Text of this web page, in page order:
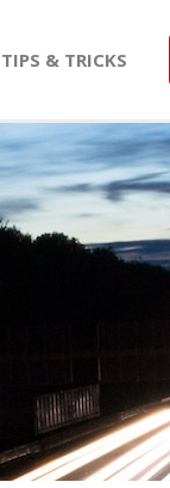
TIPS & TRICKS